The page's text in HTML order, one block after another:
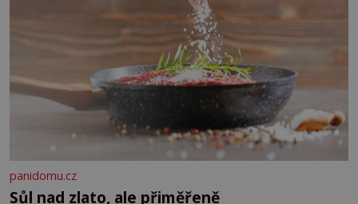
panidomu.cz
Sůl nad zlato, ale přiměřeně